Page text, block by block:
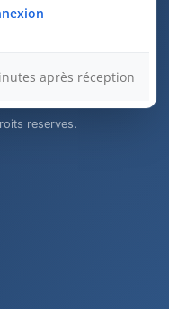
après réception
reserves.